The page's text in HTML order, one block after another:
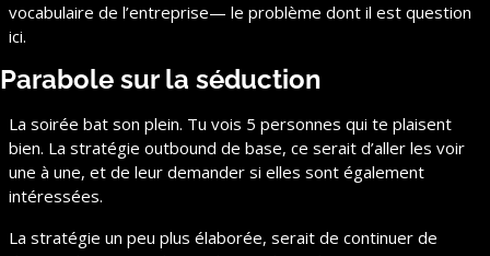
vocabulaire de l’entreprise— le problème dont il est question
ici.
Parabole sur la séduction
La soirée bat son plein. Tu vois 5 personnes qui te plaisent
bien. La stratégie outbound de base, ce serait d’aller les voir
une à une, et de leur demander si elles sont également
intéressées.
La stratégie un peu plus élaborée, serait de continuer de